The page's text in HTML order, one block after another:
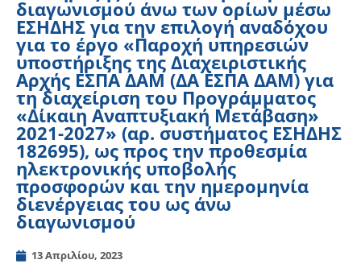
διαγωνισμού άνω των ορίων μέσω
ΕΣΗΔΗΣ για την επιλογή αναδόχου
για το έργο «Παροχή υπηρεσιών
υποστήριξης της Διαχειριστικής
Αρχής ΕΣΠΑ ΔΑΜ (ΔΑ ΕΣΠΑ ΔΑΜ) για
τη διαχείριση του Προγράμματος
«Δίκαιη Αναπτυξιακή Μετάβαση»
2021-2027» (αρ. συστήματος ΕΣΗΔΗΣ
182695), ως προς την προθεσμία
ηλεκτρονικής υποβολής
προσφορών και την ημερομηνία
διενέργειας του ως άνω
διαγωνισμού
13 Απριλίου, 2023